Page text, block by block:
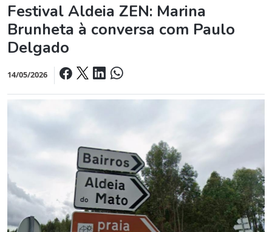
Festival Aldeia ZEN: Marina
Brunheta à conversa com Paulo
Delgado
14/05/2026